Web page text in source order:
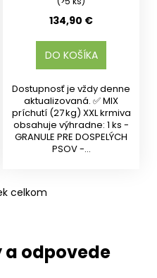
134,90 €
DO KOŠÍKA
Dostupnosť je vždy denne
aktualizovaná. ✅ MIX
príchutí (27 kg) XXL krmiva
obsahuje výhradne: 1 ks -
GRANULE PRE DOSPELÝCH
PSOV -...
celkom
a odpovede